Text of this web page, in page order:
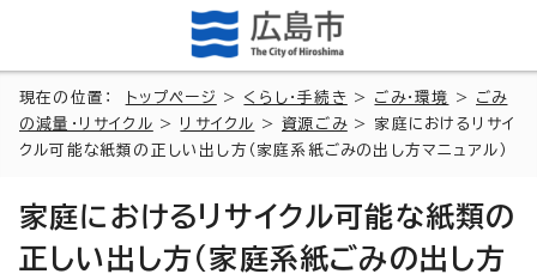
現在の位置： トップページ > くらし・手続き > ごみ・環境 > ごみ
の減量・リサイクル > リサイクル >資源ごみ> 家庭におけるリサイ
クル可能な紙類の正しい出し方（家庭系紙ごみの出し方マニュアル）
家庭におけるリサイクル可能な紙類の
正しい出し方（家庭系紙ごみの出し方